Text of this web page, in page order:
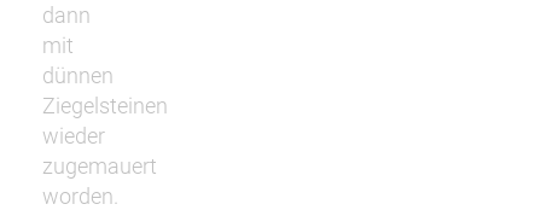
dann
mit
dünnen
Ziegelsteinen
wieder
zugemauert
worden.